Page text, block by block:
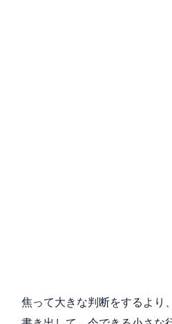
焦って大きな判断をするより